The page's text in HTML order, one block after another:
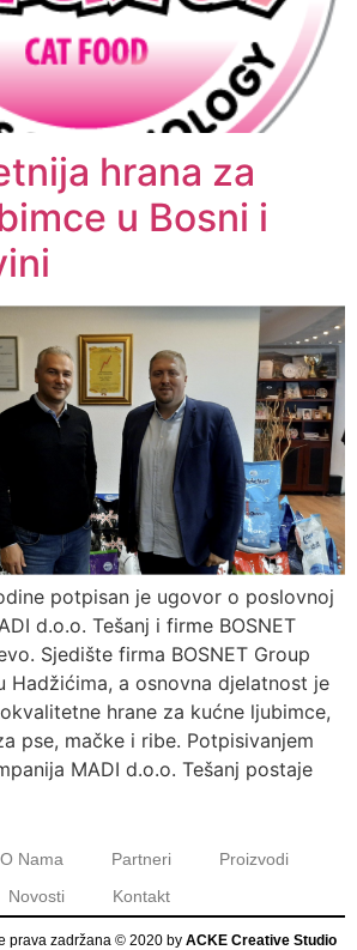
hrana za
u Bosni i
potpisan je ugovor o poslovnoj
d.o.o. Tešanj i firme BOSNET
Sjedište firma BOSNET Group
Hadžićima, a osnovna djelatnost je
hrane za kućne ljubimce,
pse, mačke i ribe. Potpisivanjem
MADI d.o.o. Tešanj postaje
O Nama Partneri
Proizvodi
Novosti
Kontakt
prava zadržana © 2020 by ACKE Creative Studio